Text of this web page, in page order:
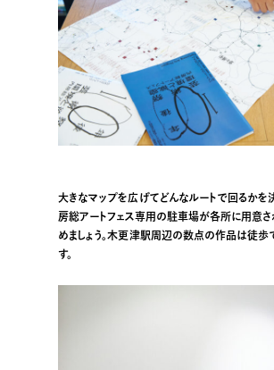
大きなマップを広げてどんなルートで回るかを
房総アートフェス専用の駐車場が各所に用意さ
めましょう。木更津駅周辺の数点の作品は徒歩
す。